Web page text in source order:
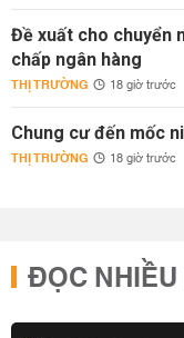
Đề xuất cho chuyển
chấp ngân hàng
THỊ TRƯỜNG 18 giờ trước
Chung cư đến mốc
THỊ TRƯỜNG 18 giờ trước
ĐỌC